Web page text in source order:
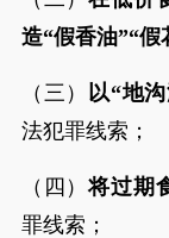
造“假香油”“假
（三） 以“地
法犯罪线索；
（四）将过期
罪线索；